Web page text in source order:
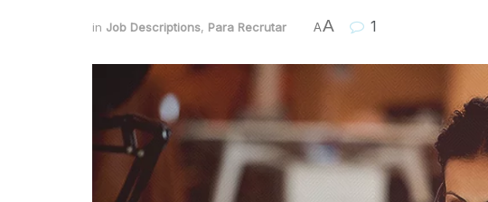
in Job Descriptions, Para Recrutar AA 1